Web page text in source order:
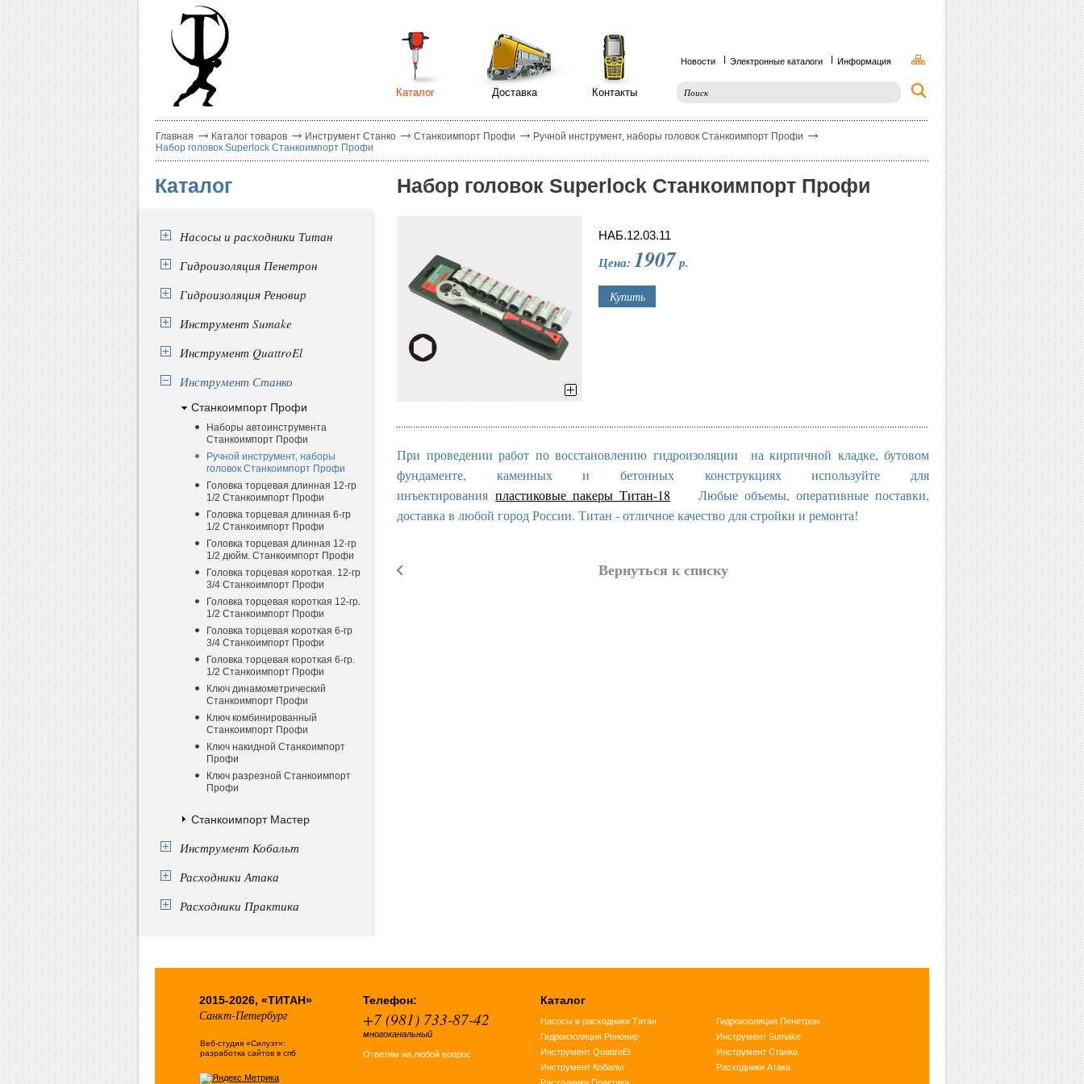
Каталог Доставка Контакты
Новости Электронные каталоги Информация
Главная Каталог товаров Инструмент Станко Станкоимпорт Профи
Ручной инструмент, наборы головок Станкоимпорт Профи
Набор головок Superlock Станкоимпорт Профи
Каталог
Насосы и расходники Титан
Гидроизоляция Пенетрон
Гидроизоляция Реновир
Инструмент Sumake
Инструмент QuattroEl
Инструмент Станко
Станкоимпорт Профи
Наборы автоинструмента
Станкоимпорт Профи
Ручной инструмент, наборы
головок Станкоимпорт Профи
Головка торцевая длинная 12-гр
1/2 Станкоимпорт Профи
Головка торцевая длинная 6-гр
1/2 Станкоимпорт Профи
Головка торцевая длинная 12-гр
1/2 дюйм. Станкоимпорт Профи
Головка торцевая короткая. 12-гр
3/4 Станкоимпорт Профи
Головка торцевая короткая 12-гр.
1/2 Станкоимпорт Профи
Головка торцевая короткая 6-гр
3/4 Станкоимпорт Профи
Головка торцевая короткая 6-гр.
1/2 Станкоимпорт Профи
Ключ динамометрический
Станкоимпорт Профи
Ключ комбинированный
Станкоимпорт Профи
Ключ накидной Станкоимпорт
Профи
Ключ разрезной Станкоимпорт
Профи
Станкоимпорт Мастер
Инструмент Кобальт
Расходники Атака
Расходники Практика
Набор головок Superlock Станкоимпорт Профи
НАБ.12.03.11
Цена: 1907р.
При проведении работ по восстановлению гидроизоляции на кирпичной кладке, бутовом
фундаменте, каменных и бетонных конструкциях используйте для
инъектированияпластиковые пакеры Титан-18 Любые объемы, оперативные поставки,
доставка в любой город России. Титан - отличное качество для стройки и ремонта!
Вернуться к списку
2015-2026, «ТИТАН»
Санкт-Петербург
Веб-студия «Силуэт»:
разработка сайтов в спб
Телефон:
+7 (981) 733-87-42
многоканальный
Ответим на любой вопрос
Каталог
Насосы и расходники Титан
Гидроизоляция Пенетрон
Гидроизоляция Реновир
Инструмент Sumake
Инструмент QuattroEl
Инструмент Станко
Инструмент Кобальт
Расходники Атака